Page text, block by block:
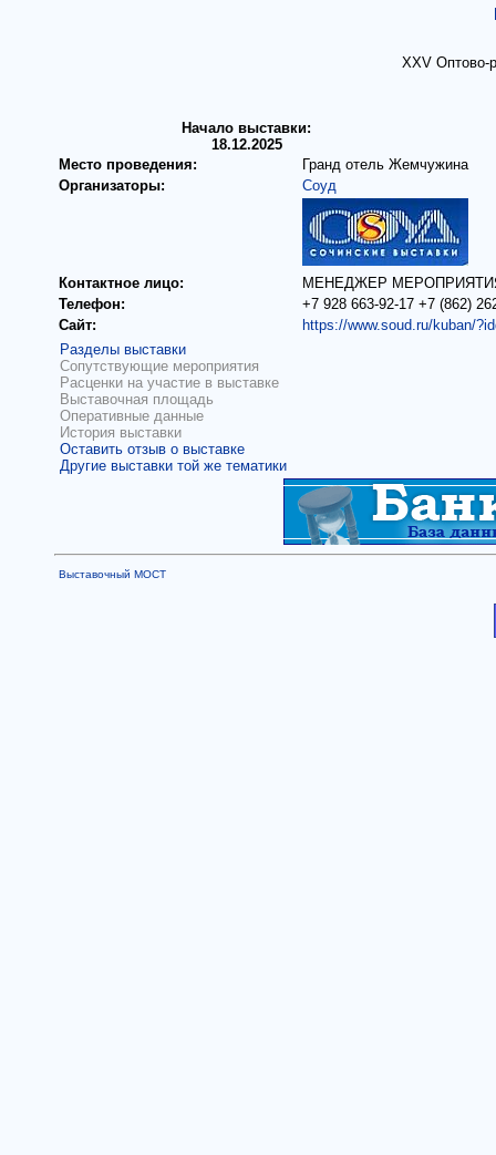
XXV Оптово-
Начало выставки:
18.12.2025
Место проведения:
Гранд отель Жемчужина
Организаторы:
Соуд
Контактное лицо:
МЕНЕДЖЕР МЕРОПРИЯТИЯ
Телефон:
+7 928 663-92-17 +7 (862)
Сайт:
https://www.soud.ru/kuban/
Разделы выставки
Сопутствующие мероприятия
Расценки на участие в выставке
Выставочная площадь
Оперативные данные
История выставки
Оставить отзыв о выставке
Другие выставки той же тематики
Выставочный МОСТ